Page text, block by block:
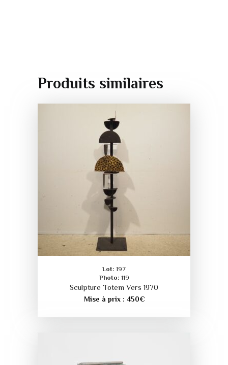
Produits similaires
Lot: 197
Photo: 119
Sculpture Totem Vers 1970
Mise à prix : 450€